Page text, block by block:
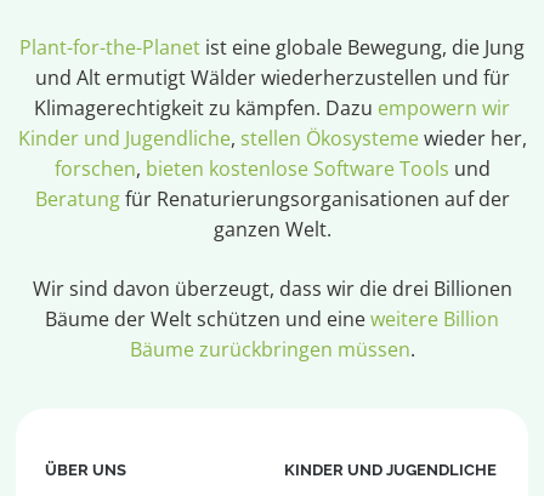
Plant-for-the-Planet ist eine globale Bewegung, die Jung
und Alt ermutigt Wälder wiederherzustellen und für
Klimagerechtigkeit zu kämpfen. Dazu empowern wir
Kinder und Jugendliche, stellen Ökosystemewieder her,
forschen, bieten kostenlose Software Tools und
Beratungfür Renaturierungsorganisationen auf der
ganzen Welt.
Wir sind davon überzeugt, dass wir die drei Billionen
Bäume der Welt schützen und eineweitere Billion
Bäume zurückbringen müssen.
ÜBER UNS KINDER UND JUGENDLICHE